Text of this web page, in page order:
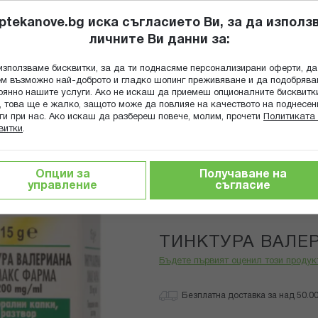
Търсене
ПОПИТАЙ
ГРИЖА ЗА МАЙКАТА И ДЕТЕТО ХРАНИТЕЛНИ ДОБАВКИ
CHEMAX
ТИНКТУРА
Бъдете първият оценил този
Безплатна доставка за над
иска съгласието Ви, за да
личните Ви данни за:
бисквитки, за да ти поднасяме персонализирани оферти, да
възможно най-доброто и гладко шопинг преживяване и да
нашите услуги. Ако не искаш да приемеш опционалните
това ще е жалко, защото може да повлияе на качеството на
при нас. Ако искаш да разбереш повече, молим, прочети
Политиката
.
Опции за
управление
Получаване на
съгласие